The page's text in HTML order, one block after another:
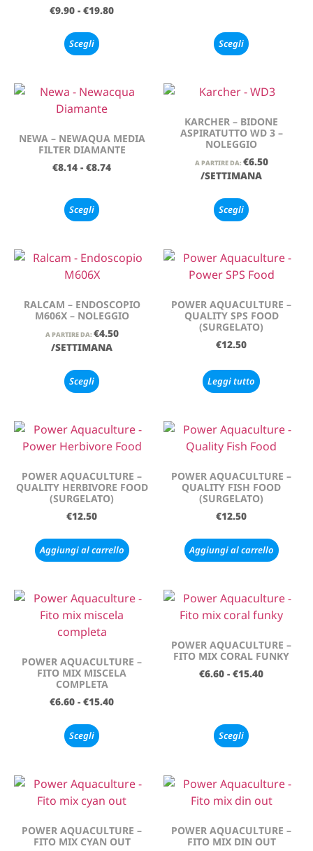
€9.90 - €19.80
Scegli Scegli
NEWA – NEWAQUA MEDIA
FILTER DIAMANTE
€8.14 - €8.74
Scegli
KARCHER – BIDONE
ASPIRATUTTO WD 3 –
NOLEGGIO
A PARTIRE DA: €6.50
/SETTIMANA
Scegli
RALCAM – ENDOSCOPIO
M606X – NOLEGGIO
A PARTIRE DA: €4.50
/SETTIMANA
Scegli
POWER AQUACULTURE –
QUALITY SPS FOOD
(SURGELATO)
€12.50
Leggi tutto
POWER AQUACULTURE –
QUALITY HERBIVORE FOOD
(SURGELATO)
€12.50
Aggiungi al carrello
POWER AQUACULTURE –
QUALITY FISH FOOD
(SURGELATO)
€12.50
Aggiungi al carrello
POWER AQUACULTURE –
FITO MIX MISCELA
COMPLETA
€6.60 - €15.40
Scegli
POWER AQUACULTURE –
FITO MIX CORAL FUNKY
€6.60 - €15.40
Scegli
POWER AQUACULTURE –
FITO MIX CYAN OUT
POWER AQUACULTURE –
FITO MIX DIN OUT